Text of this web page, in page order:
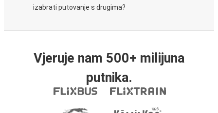
izabrati putovanje s drugima?
Vjeruje nam 500+ milijuna
putnika.